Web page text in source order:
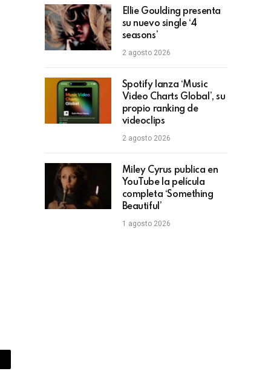
Ellie Goulding presenta
su nuevo single ‘4
seasons’
2 agosto 2026
Spotify lanza ‘Music
Video Charts Global’, su
propio ranking de
videoclips
2 agosto 2026
Miley Cyrus publica en
YouTube la película
completa ‘Something
Beautiful’
1 agosto 2026